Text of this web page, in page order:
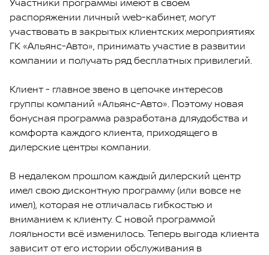
распоряжении личный web-кабинет, могут
участвовать в закрытых клиентских мероприятиях
ГК «Альянс-Авто», принимать участие в развитии
компании и получать ряд бесплатных привилегий.
Клиент - главное звено в цепочке интересов
группы компаний «Альянс-Авто». Поэтому новая
бонусная программа разработана дляудобства и
комфорта каждого клиента, приходящего в
дилерские центры компании.
В недалеком прошлом каждый дилерский центр
имел свою дисконтную программу (или вовсе не
имел), которая не отличалась гибкостью и
вниманием к клиенту. С новой программой
лояльности всё изменилось. Теперь выгода клиента
зависит от его истории обслуживания в